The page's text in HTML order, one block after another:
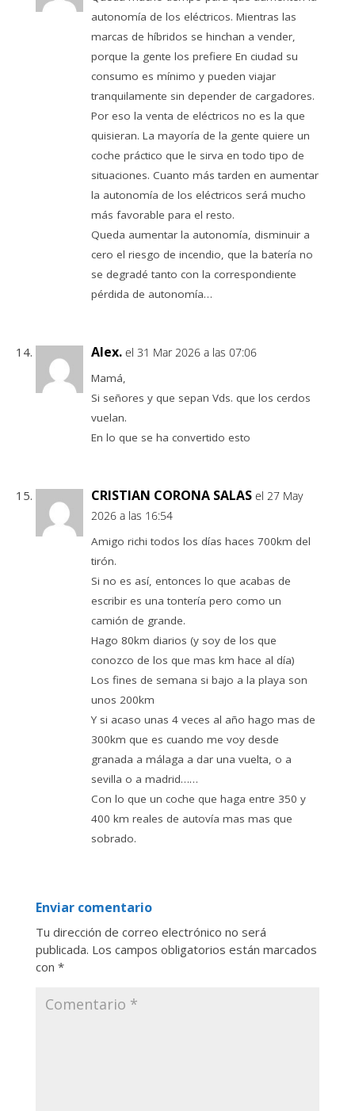
autonomía de los eléctricos. Mientras las
marcas de híbridos se hinchan a vender,
porque la gente los prefiere En ciudad su
consumo es mínimo y pueden viajar
tranquilamente sin depender de cargadores.
Por eso la venta de eléctricos no es la que
quisieran. La mayoría de la gente quiere un
coche práctico que le sirva en todo tipo de
situaciones. Cuanto más tarden en aumentar
la autonomía de los eléctricos será mucho
más favorable para el resto.
Queda aumentar la autonomía, disminuir a
cero el riesgo de incendio, que la batería no
se degradé tanto con la correspondiente
pérdida de autonomía…
Alex. el 31 Mar 2026 a las 07:06
Mamá,
Si señores y que sepan Vds. que los cerdos
vuelan.
En lo que se ha convertido esto
CRISTIAN CORONA SALAS el 27 May
2026 a las 16:54
Amigo richi todos los días haces 700km del
tirón.
Si no es así, entonces lo que acabas de
escribir es una tontería pero como un
camión de grande.
Hago 80km diarios (y soy de los que
conozco de los que mas km hace al día)
Los fines de semana si bajo a la playa son
unos 200km
Y si acaso unas 4 veces al año hago mas de
300km que es cuando me voy desde
granada a málaga a dar una vuelta, o a
sevilla o a madrid……
Con lo que un coche que haga entre 350 y
400 km reales de autovía mas mas que
sobrado.
Enviar comentario
Tu dirección de correo electrónico no será
publicada. Los campos obligatorios están marcados
con *